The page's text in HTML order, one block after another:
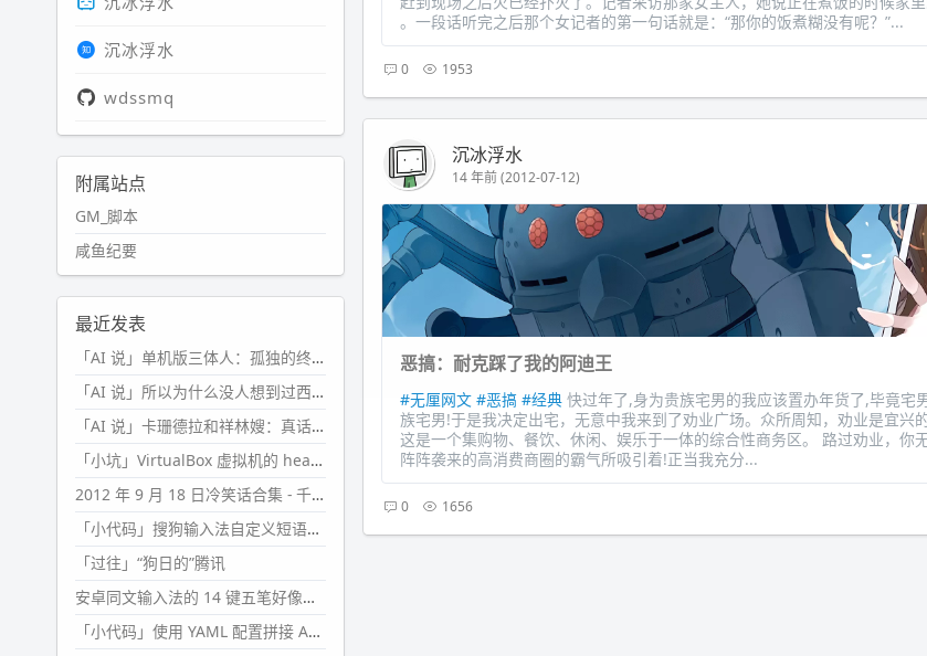
。一段话听完之后那个女记者的第一句话就是：“那你的饭煮糊没有呢？”...
0 1953
沉冰浮水
14 年前 (2012-07-12)
恶搞：耐克踩了我的阿迪王
#无厘网文 #恶搞 #经典 快过年了,身为贵族宅男的我应该置办年货了,毕竟宅
族宅男!于是我决定出宅，无意中我来到了劝业广场。众所周知，劝业是宜兴
这是一个集购物、餐饮、休闲、娱乐于一体的综合性商务区。 路过劝业，你
阵阵袭来的高消费商圈的霸气所吸引着!正当我充分...
0 1656
沉冰浮水
wdssmq
附属站点
GM_脚本
咸鱼纪要
最近发表
「AI 说」单机版三体人：孤独的终极形态
「AI 说」所以为什么没人想到过西西弗斯的膝盖状态？
「AI 说」卡珊德拉和祥林嫂：真话者的悲剧
「小坑」VirtualBox 虚拟机的 headless 启动方式
2012 年 9 月 18 日冷笑话合集 - 千万别惹女人
「小代码」搜狗输入法自定义短语分片管理「Python」
「过往」“狗日的”腾讯
安卓同文输入法的 14 键五笔好像终于能用了?
「小代码」使用 YAML 配置拼接 AI 提示词，随机及条件语句